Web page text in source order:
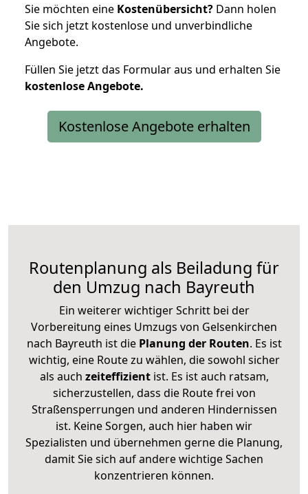
Sie möchten eine Kostenübersicht? Dann holen
Sie sich jetzt kostenlose und unverbindliche
Angebote.
Füllen Sie jetzt das Formular aus und erhalten Sie
kostenloseAngebote.
Kostenlose Angebote erhalten
Routenplanung als Beiladung für
den Umzug nach Bayreuth
Ein weiterer wichtiger Schritt bei der
Vorbereitung eines Umzugs von Gelsenkirchen
nach Bayreuth ist diePlanung der Routen. Es ist
wichtig, eine Route zu wählen, die sowohl sicher
als auch zeiteffizientist. Es ist auch ratsam,
sicherzustellen, dass die Route frei von
Straßensperrungen und anderen Hindernissen
ist. Keine Sorgen, auch hier haben wir
Spezialisten und übernehmen gerne die Planung,
damit Sie sich auf andere wichtige Sachen
konzentrieren können.